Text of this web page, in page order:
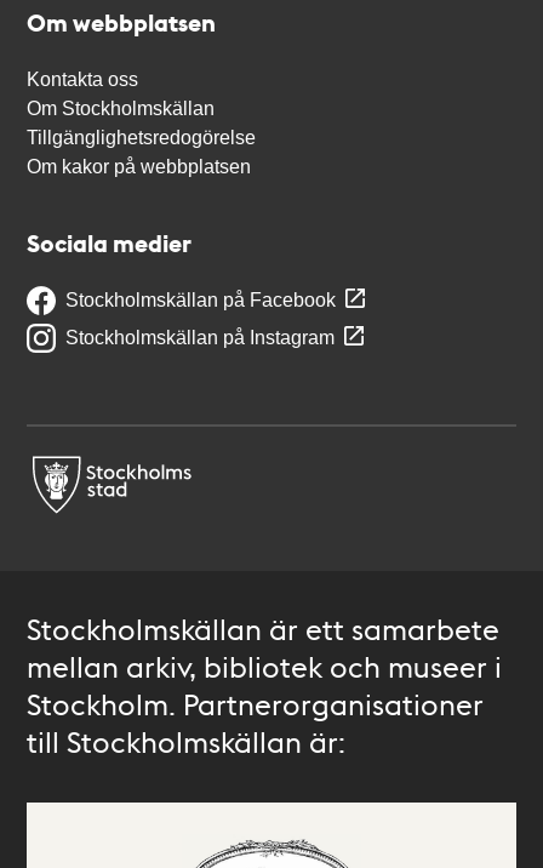
Om webbplatsen
Kontakta oss
Om Stockholmskällan
Tillgänglighetsredogörelse
Om kakor på webbplatsen
Sociala medier
Stockholmskällan på Facebook
Stockholmskällan på Instagram
Stockholmskällan är ett samarbete
mellan arkiv, bibliotek och museer i
Stockholm. Partnerorganisationer
till Stockholmskällan är: